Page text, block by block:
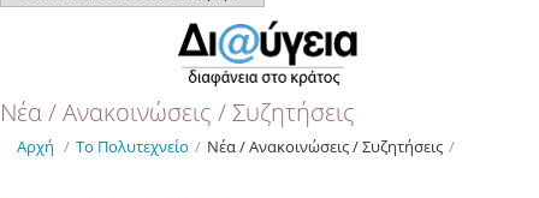
Νέα / Ανακοινώσεις / Συζητήσεις
Αρχή / Το Πολυτεχνείο / Νέα / Ανακοινώσεις / Συζητήσεις /